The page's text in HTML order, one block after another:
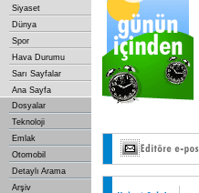
Siyaset
Dünya
Spor
Hava Durumu
Sarı Sayfalar
Ana Sayfa
Dosyalar
Teknoloji
Emlak
Otomobil
Detaylı Arama
Arşiv